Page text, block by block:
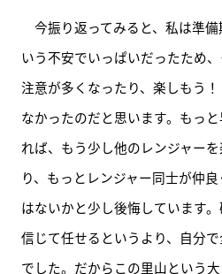
今振り返ってみると、私は準
いう不安でいっぱいだったため
注意が多くなったり、楽しもう
なかったのだと思います。もっ
れば、もう少し他のレンジャー
り、もっとレンジャー同士が仲
はないかと少し後悔しています
信じて任せるというより、自分
でした。だからこの里山という